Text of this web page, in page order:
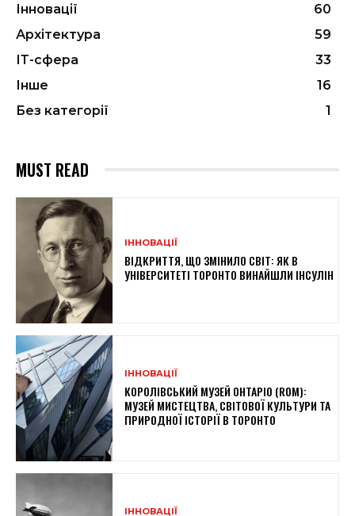
Інновації
60
Архітектура
59
ІТ-сфера
33
Інше
16
Без категорії
1
MUST READ
ІННОВАЦІЇ
ВІДКРИТТЯ, ЩО ЗМІНИЛО СВІТ: ЯК В
УНІВЕРСИТЕТІ ТОРОНТО ВИНАЙШЛИ ІНСУЛІН
ІННОВАЦІЇ
КОРОЛІВСЬКИЙ МУЗЕЙ ОНТАРІО (ROM):
МУЗЕЙ МИСТЕЦТВА, СВІТОВОЇ КУЛЬТУРИ ТА
ПРИРОДНОЇ ІСТОРІЇ В ТОРОНТО
ІННОВАЦІЇ